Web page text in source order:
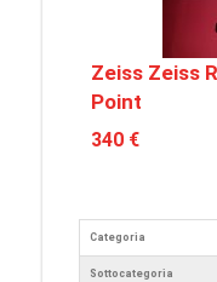
Zeiss Zeiss
Point
340 €
Categoria
Sottocategoria